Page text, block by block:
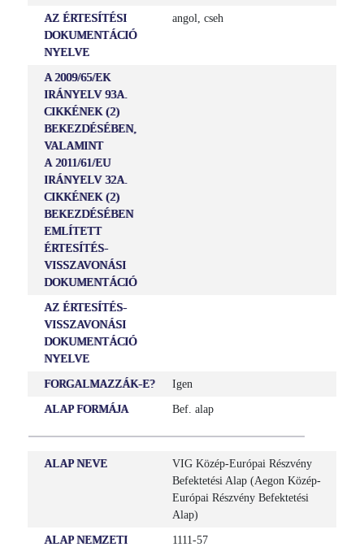
AZ ÉRTESÍTÉSI
DOKUMENTÁCIÓ
NYELVE
angol, cseh
A 2009/65/EK
IRÁNYELV 93A.
CIKKÉNEK (2)
BEKEZDÉSÉBEN,
VALAMINT
A 2011/61/EU
IRÁNYELV 32A.
CIKKÉNEK (2)
BEKEZDÉSÉBEN
EMLÍTETT
ÉRTESÍTÉS-
VISSZAVONÁSI
DOKUMENTÁCIÓ
AZ ÉRTESÍTÉS-
VISSZAVONÁSI
DOKUMENTÁCIÓ
NYELVE
FORGALMAZZÁK-E? Igen
ALAP FORMÁJA Bef. alap
ALAP NEVE
VIG Közép-Európai Részvény
Befektetési Alap (Aegon Közép-
Európai Részvény Befektetési
Alap)
ALAP NEMZETI
1111-57